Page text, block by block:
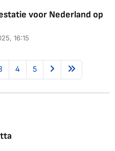
voor Nederland op
16:15
4 5